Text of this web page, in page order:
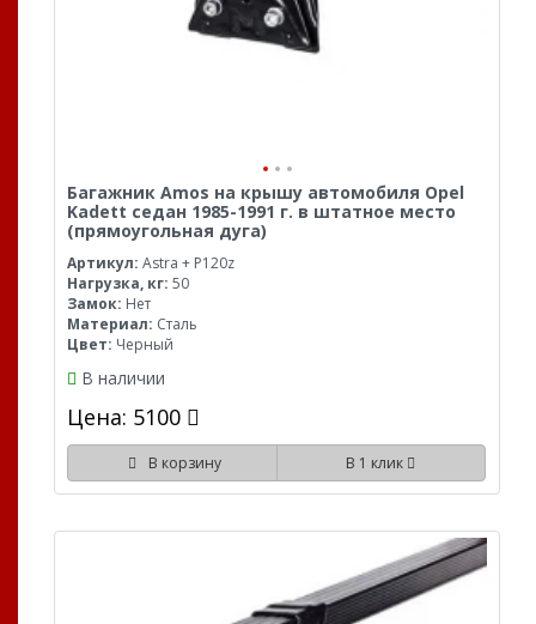
Багажник Amos на крышу автомобиля Opel
Kadett седан 1985-1991 г. в штатное место
(прямоугольная дуга)
Артикул: Astra + P120z
Нагрузка, кг: 50
Замок: Нет
Материал: Сталь
Цвет: Черный
В наличии
Цена: 5100
В корзину В 1 клик